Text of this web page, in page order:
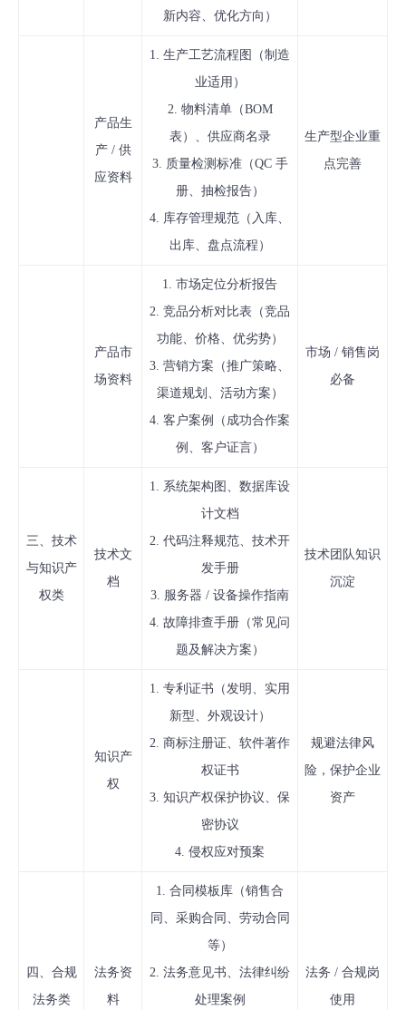
新内容、优化方向）
产品生
产 / 供
应资料
1. 生产工艺流程图（制造
业适用）
2. 物料清单（BOM
表）、供应商名录
3. 质量检测标准（QC 手
册、抽检报告）
4. 库存管理规范（入库、
出库、盘点流程）
生产型企业重
点完善
产品市
场资料
1. 市场定位分析报告
2. 竞品分析对比表（竞品
功能、价格、优劣势）
3. 营销方案（推广策略、
渠道规划、活动方案）
4. 客户案例（成功合作案
例、客户证言）
市场 / 销售岗
必备
三、技术
与知识产
权类
技术文
档
1. 系统架构图、数据库设
计文档
2. 代码注释规范、技术开
发手册
3. 服务器 / 设备操作指南
4. 故障排查手册（常见问
题及解决方案）
技术团队知识
沉淀
知识产
权
1. 专利证书（发明、实用
新型、外观设计）
2. 商标注册证、软件著作
权证书
3. 知识产权保护协议、保
密协议
4. 侵权应对预案
规避法律风
险，保护企业
资产
四、合规
法务类
法务资
料
1. 合同模板库（销售合
同、采购合同、劳动合同
等）
2. 法务意见书、法律纠纷
处理案例
法务 / 合规岗
使用